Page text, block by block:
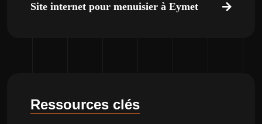
Site internet pour menuisier à Eymet
Ressources clés